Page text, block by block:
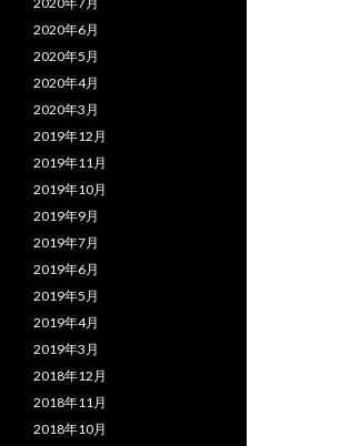
2020年6月
2020年5月
2020年4月
2020年3月
2019年12月
2019年11月
2019年10月
2019年9月
2019年7月
2019年6月
2019年5月
2019年4月
2019年3月
2018年12月
2018年11月
2018年10月